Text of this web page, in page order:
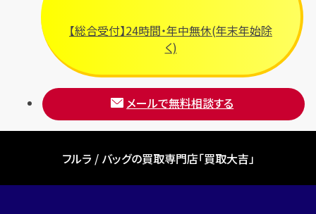
【総合受付】24時間・年中無休(年末年始除
く)
メールで無料相談する
フルラ / バッグの買取専門店「買取大吉」